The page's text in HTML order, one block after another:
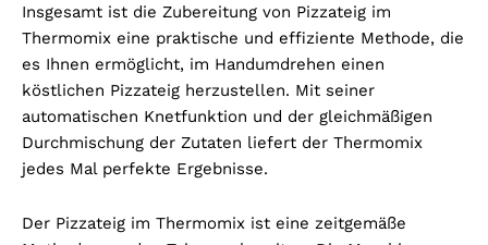
Insgesamt ist die Zubereitung von Pizzateig im
Thermomix eine praktische und effiziente Methode, die
es Ihnen ermöglicht, im Handumdrehen einen
köstlichen Pizzateig herzustellen. Mit seiner
automatischen Knetfunktion und der gleichmäßigen
Durchmischung der Zutaten liefert der Thermomix
jedes Mal perfekte Ergebnisse.
Der Pizzateig im Thermomix ist eine zeitgemäße